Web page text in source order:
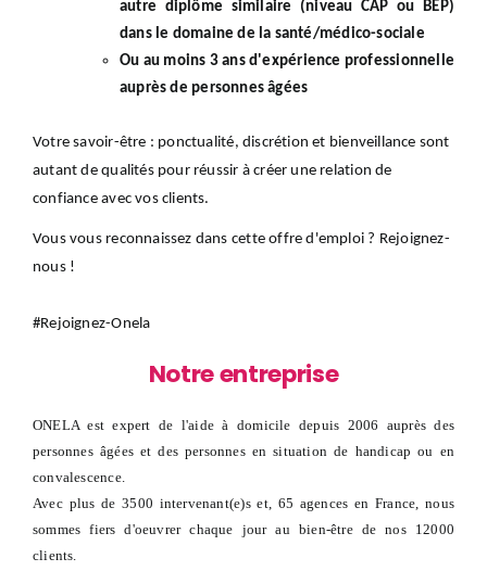
autre diplôme similaire (niveau CAP ou BEP)
dans le domaine de la santé/médico-sociale
Ou au moins 3 ans d'expérience professionnelle
auprès de personnes âgées
Votre savoir-être : ponctualité, discrétion et bienveillance sont
autant de qualités pour réussir à créer une relation de
confiance avec vos clients.
Vous vous reconnaissez dans cette offre d'emploi ? Rejoignez-
nous !
#Rejoignez-Onela
Notre entreprise
ONELA est expert de l'aide à domicile depuis 2006 auprès des
personnes âgées et des personnes en situation de handicap ou en
convalescence.
Avec plus de 3500 intervenant(e)s et, 65 agences en France, nous
sommes fiers d'oeuvrer chaque jour au bien-être de nos 12000
clients.